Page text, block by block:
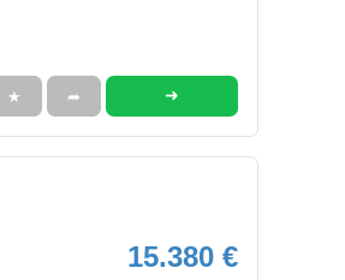
★ ➦ ➜
15.380 €